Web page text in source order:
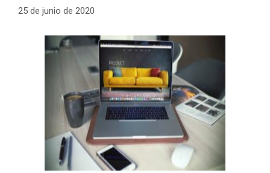
25 de junio de 2020